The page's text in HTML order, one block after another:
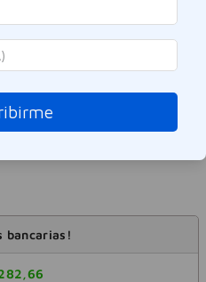
Magnesio 400
bancarias!
,66